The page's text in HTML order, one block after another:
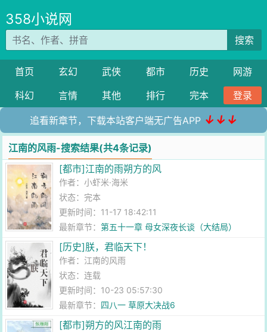
358小说网
搜索
首页 玄幻 武侠 都市 历史
网游
科幻
言情 其他 排行 完本 登录
追看新章节，下载本站客户端无广告APP ↓↓↓
江南的风雨-搜索结果(共4条记录)
[都市]江南的雨朔方的风
作者： 小虾米·海米
状态：完本
更新时间：11-17 18:42:11
最新章节：第五十一章 母女深夜长谈（大结局）
[历史]朕，君临天下！
作者： 江南的风雨
状态：连载
更新时间：10-23 05:57:30
最新章节： 四八一 草原大决战6
[都市]朔方的风江南的雨